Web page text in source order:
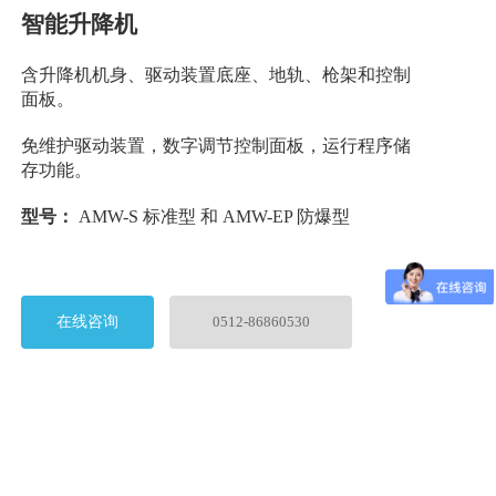
智能升降机
含升降机机身、驱动装置底座、地轨、枪架和控制
面板。
免维护驱动装置，数字调节控制面板，运行程序储
存功能。
型号： AMW-S 标准型 和 AMW-EP 防爆型
在线咨询 0512-86860530